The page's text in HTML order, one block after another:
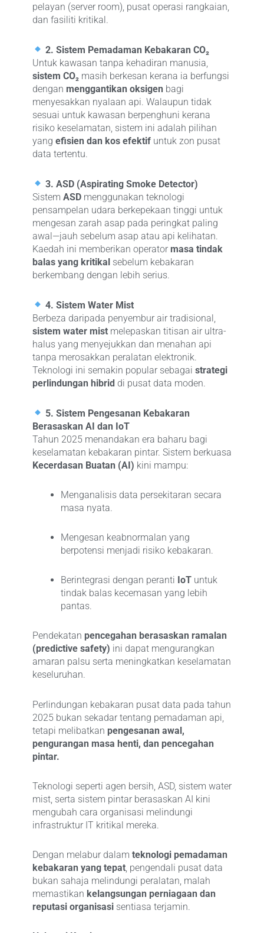
pelayan (server room), pusat operasi rangkaian,
dan fasiliti kritikal.
2. Sistem Pemadaman Kebakaran CO₂
Untuk kawasan tanpa kehadiran manusia,
sistem CO₂ masih berkesan kerana ia berfungsi
dengan menggantikan oksigen bagi
menyesakkan nyalaan api. Walaupun tidak
sesuai untuk kawasan berpenghuni kerana
risiko keselamatan, sistem ini adalah pilihan
yang efisien dan kos efektif untuk zon pusat
data tertentu.
3. ASD (Aspirating Smoke Detector)
Sistem ASD menggunakan teknologi
pensampelan udara berkepekaan tinggi untuk
mengesan zarah asap pada peringkat paling
awal—jauh sebelum asap atau api kelihatan.
Kaedah ini memberikan operator masa tindak
balas yang kritikal sebelum kebakaran
berkembang dengan lebih serius.
4. Sistem Water Mist
Berbeza daripada penyembur air tradisional,
sistem water mist melepaskan titisan air ultra-
halus yang menyejukkan dan menahan api
tanpa merosakkan peralatan elektronik.
Teknologi ini semakin popular sebagai strategi
perlindungan hibrid di pusat data moden.
5. Sistem Pengesanan Kebakaran
Berasaskan AI dan IoT
Tahun 2025 menandakan era baharu bagi
keselamatan kebakaran pintar. Sistem berkuasa
Kecerdasan Buatan (AI) kini mampu:
Menganalisis data persekitaran secara
masa nyata.
Mengesan keabnormalan yang
berpotensi menjadi risiko kebakaran.
Berintegrasi dengan peranti IoT untuk
tindak balas kecemasan yang lebih
pantas.
Pendekatan pencegahan berasaskan ramalan
(predictive safety) ini dapat mengurangkan
amaran palsu serta meningkatkan keselamatan
keseluruhan.
Perlindungan kebakaran pusat data pada tahun
2025 bukan sekadar tentang pemadaman api,
tetapi melibatkan pengesanan awal,
pengurangan masa henti, dan pencegahan
pintar.
Teknologi seperti agen bersih, ASD, sistem water
mist, serta sistem pintar berasaskan AI kini
mengubah cara organisasi melindungi
infrastruktur IT kritikal mereka.
Dengan melabur dalam teknologi pemadaman
kebakaran yang tepat , pengendali pusat data
bukan sahaja melindungi peralatan, malah
memastikan kelangsungan perniagaan dan
reputasi organisasi sentiasa terjamin.